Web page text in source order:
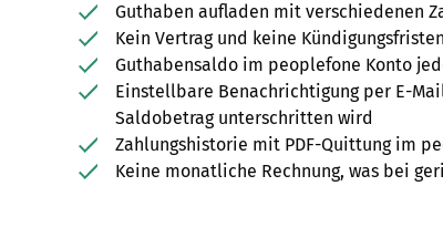
Guthaben aufladen mit verschiedenen
Kein Vertrag und keine Kündigungsfristen
Guthabensaldo im peoplefone Konto
Einstellbare Benachrichtigung per E-
Saldobetrag unterschritten wird
Zahlungshistorie mit PDF-Quittung im
Keine monatliche Rechnung, was bei